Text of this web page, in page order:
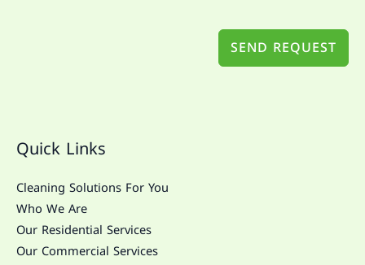
SEND REQUEST
Quick Links
Cleaning Solutions For You
Who We Are
Our Residential Services
Our Commercial Services